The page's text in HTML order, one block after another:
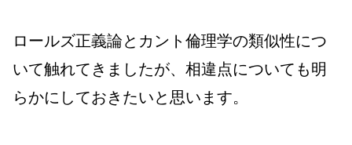
ロールズ正義論とカント倫理学の類似性につ
いて触れてきましたが、相違点についても明
らかにしておきたいと思います。